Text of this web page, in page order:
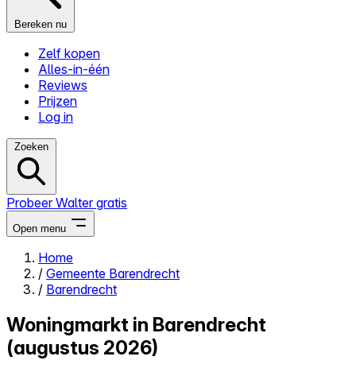
Bereken nu
Zelf kopen
Alles-in-één
Reviews
Prijzen
Log in
Zoeken
Probeer Walter gratis
Open menu
Close menu
Home
/ Gemeente Barendrecht
/ Barendrecht
Woningmarkt in Barendrecht
(augustus 2026)